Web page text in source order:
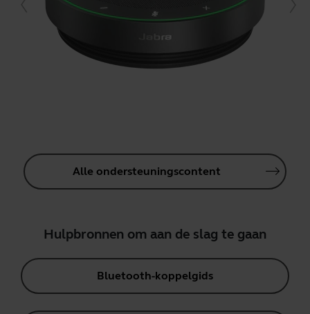
Alle ondersteuningscontent
Hulpbronnen om aan de slag te gaan
Bluetooth-koppelgids